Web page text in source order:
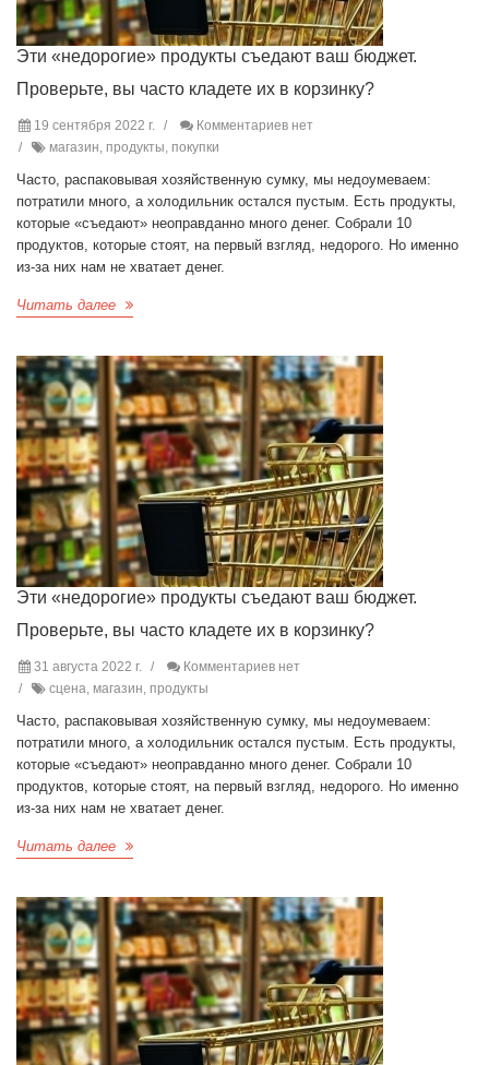
Эти «недорогие» продукты съедают ваш бюджет.
Проверьте, вы часто кладете их в корзинку?
19 сентября 2022 г.
Комментариев нет
магазин, продукты, покупки
Часто, распаковывая хозяйственную сумку, мы недоумеваем:
потратили много, а холодильник остался пустым. Есть продукты,
которые «съедают» неоправданно много денег. Собрали 10
продуктов, которые стоят, на первый взгляд, недорого. Но именно
из-за них нам не хватает денег.
Читать далее
Эти «недорогие» продукты съедают ваш бюджет.
Проверьте, вы часто кладете их в корзинку?
31 августа 2022 г.
Комментариев нет
сцена, магазин, продукты
Часто, распаковывая хозяйственную сумку, мы недоумеваем:
потратили много, а холодильник остался пустым. Есть продукты,
которые «съедают» неоправданно много денег. Собрали 10
продуктов, которые стоят, на первый взгляд, недорого. Но именно
из-за них нам не хватает денег.
Читать далее